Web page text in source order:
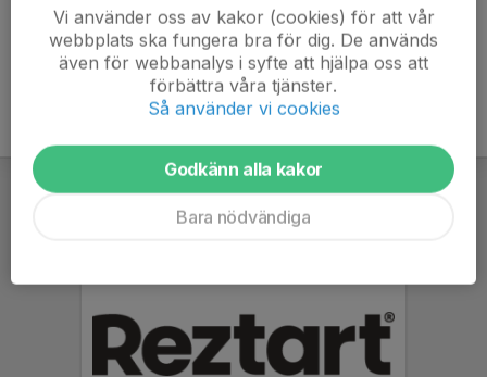
Vi använder oss av kakor (cookies) för att vår
webbplats ska fungera bra för dig. De används
även för webbanalys i syfte att hjälpa oss att
förbättra våra tjänster.
Så använder vi cookies
Godkänn alla kakor
Bara nödvändiga